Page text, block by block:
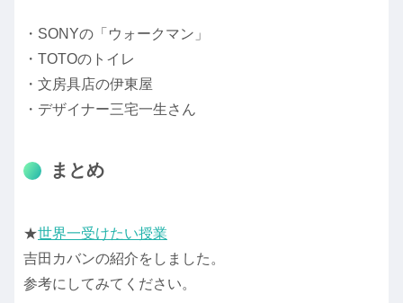
・SONYの「ウォークマン」
・TOTOのトイレ
・文房具店の伊東屋
・デザイナー三宅一生さん
まとめ
★世界一受けたい授業
吉田カバンの紹介をしました。
参考にしてみてください。